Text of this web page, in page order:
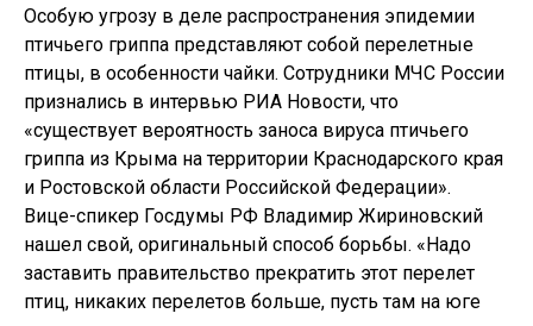
Особую угрозу в деле распространения эпидемии
птичьего гриппа представляют собой перелетные
птицы, в особенности чайки. Сотрудники МЧС России
признались в интервью РИА Новости, что
«существует вероятность заноса вируса птичьего
гриппа из Крыма на территории Краснодарского края
и Ростовской области Российской Федерации».
Вице-спикер Госдумы РФ Владимир Жириновский
нашел свой, оригинальный способ борьбы. «Надо
заставить правительство прекратить этот перелет
птиц, никаких перелетов больше, пусть там на юге